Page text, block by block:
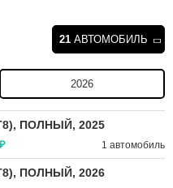
21 АВТОМОБИЛЬ
2026
ПОЛНЫЙ, 2025
1 автомобиль
ПОЛНЫЙ, 2026